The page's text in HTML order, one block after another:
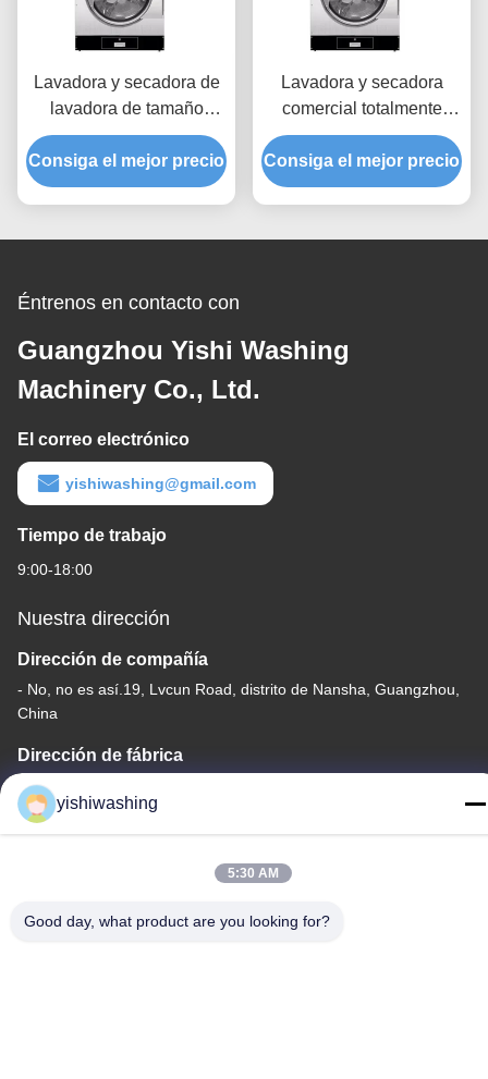
Lavadora y secadora de
lavadora de tamaño
comercial de 25 kg para
la lavandería
Consiga el mejor precio
Lavadora y secadora
comercial totalmente
automática de 30 kg para
negocios
Consiga el mejor precio
Éntrenos en contacto con
Guangzhou Yishi Washing
Machinery Co., Ltd.
El correo electrónico
yishiwashing@gmail.com
Tiempo de trabajo
9:00-18:00
Nuestra dirección
Dirección de compañía
- No, no es así.19, Lvcun Road, distrito de Nansha, Guangzhou,
China
Dirección de fábrica
- No, no es así.19, Lvcun Road, distrito de Nansha, Guangzhou,
Chinayishiwashing
5:30 AM
Good day, what product are you looking for?